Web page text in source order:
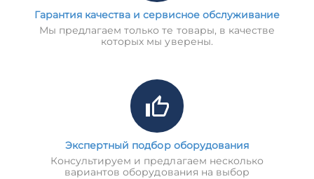
Гарантия качества и сервисное обслуживание
Мы предлагаем только те товары, в качестве
которых мы уверены.
Экспертный подбор оборудования
Консультируем и предлагаем несколько
вариантов оборудования на выбор